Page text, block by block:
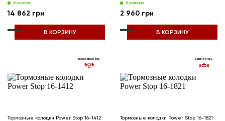
В наличии
14 862 грн
В КОРЗИНУ
В наличии
2 960 грн
В КОРЗИНУ
Передняя ось
Тормозные колодки Power Stop 16-1412
Задняя ось
Тормозные колодки Power Stop 16-1821